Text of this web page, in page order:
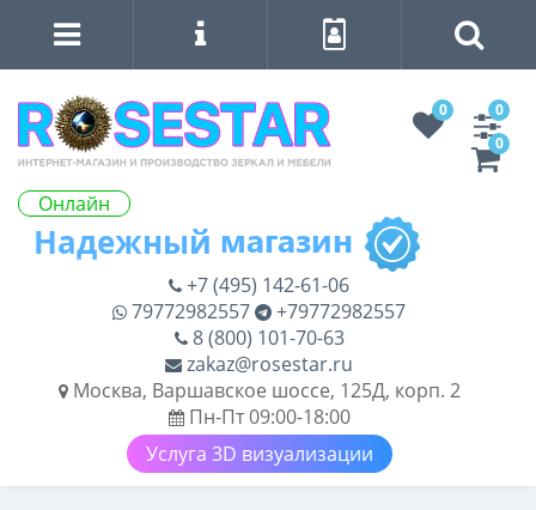
Онлайн
0
0
0
+7 (495) 142-61-06
79772982557
+79772982557
8 (800) 101-70-63
zakaz@rosestar.ru
Москва, Варшавское шоссе, 125Д, корп. 2
Пн-Пт 09:00-18:00
Услуга 3D визуализации